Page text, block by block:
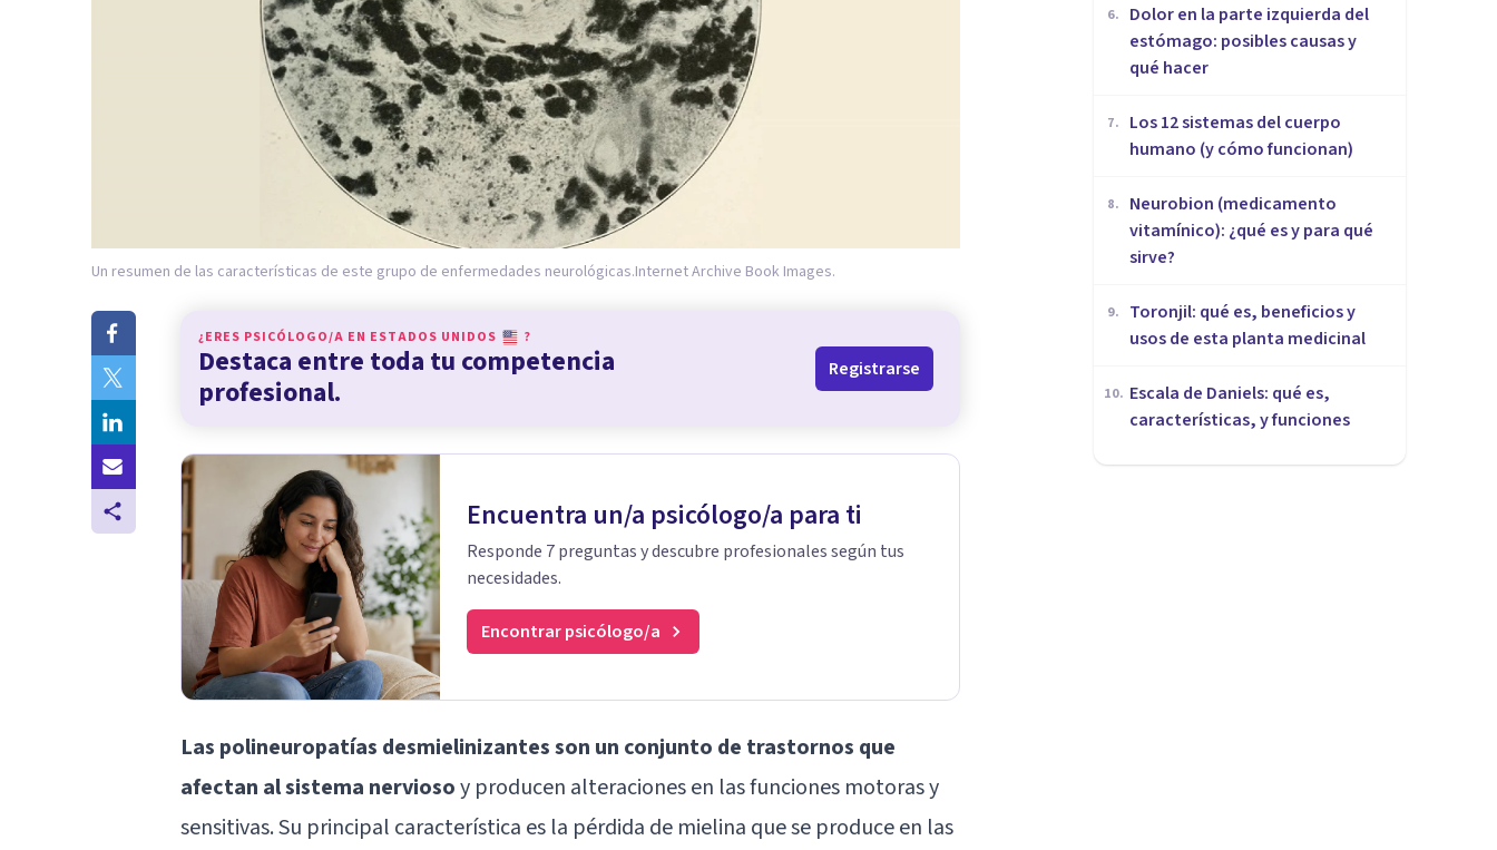
Un resumen de las características de este grupo de enfermedades neurológicas.Internet Archive Book Images.
¿ERES PSICÓLOGO/A EN ESTADOS UNIDOS ?
Destaca entre toda tu competencia
profesional.
Registrarse
Encuentra un/a psicólogo/a para ti
Responde 7 preguntas y descubre profesionales según tus
necesidades.
Encontrar psicólogo/a
Las polineuropatías desmielinizantes son un conjunto de trastornos que
afectan al sistema nerviosoy producen alteraciones en las funciones motoras y
sensitivas. Su principal característica es la pérdida de mielina que se produce en las
6.
Dolor en la parte izquierda del
estómago: posibles causas y
qué hacer
7.
Los 12 sistemas del cuerpo
humano (y cómo funcionan)
8.
Neurobion (medicamento
vitamínico): ¿qué es y para qué
sirve?
9.
Toronjil: qué es, beneficios y
usos de esta planta medicinal
10. Escala de Daniels: qué es,
características, y funciones